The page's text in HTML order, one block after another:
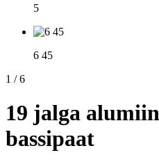
5
6 45
1 / 6
19 jalga
bassipaat